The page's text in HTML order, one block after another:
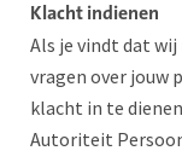
Klacht indienen
Als je vindt dat
vragen over jouw
klacht in te
Autoriteit